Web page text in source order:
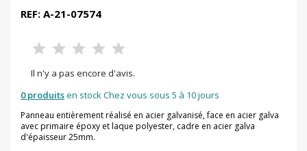
REF: A-21-07574
Il n'y a pas encore d'avis.
0 produitsen stock Chez vous sous 5 à 10 jours
Panneau entièrement réalisé en acier galvanisé, face en acier galva
avec primaire époxy et laque polyester, cadre en acier galva
d'épaisseur 25mm.